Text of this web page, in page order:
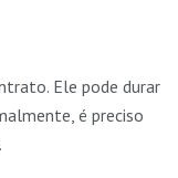
Ele pode durar
é preciso